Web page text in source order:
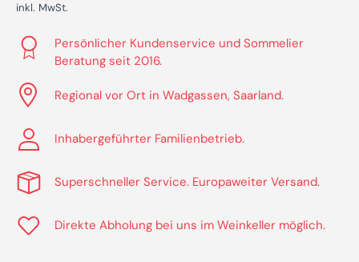
inkl. MwSt.
Persönlicher Kundenservice und Sommelier
Beratung seit 2016.
Regional vor Ort in Wadgassen, Saarland.
Inhabergeführter Familienbetrieb.
Superschneller Service. Europaweiter Versand.
Direkte Abholung bei uns im Weinkeller möglich.